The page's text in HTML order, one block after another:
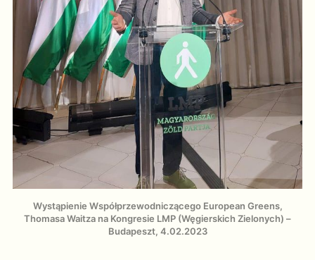
Wystąpienie Współprzewodniczącego European Greens,
Thomasa Waitza na Kongresie LMP (Węgierskich Zielonych) –
Budapeszt, 4.02.2023